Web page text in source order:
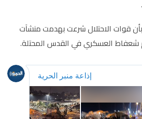
قوات الاحتلال شرعت بهدمت منشآت
شعفاط العسكري في القدس المحتلة.